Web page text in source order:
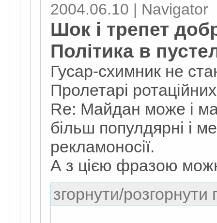
2004.06.10 | Navigator
Шок і трепет
Політика в
Гусар-схимник не
Пролетарі
Re: Майдан може і
більш популдярні і
рекламоносії.
А з цією фразою
згорнути/розгорнути